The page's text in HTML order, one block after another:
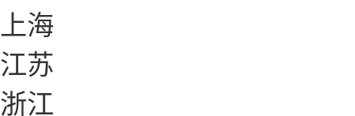
上海
江苏
浙江